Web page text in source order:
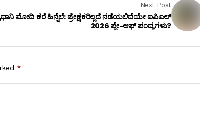
Next Post
ಮೋದಿ ಕರೆ ಹಿನ್ನೆಲೆ: ಪ್ರೇಕ್ಷಕರಿಲ್ಲದೆ ನಡೆಯಲಿದೆಯೇ ಐಪಿಎಲ್
2026 ಪ್ಲೇ-ಆಫ್ ಪಂದ್ಯಗಳು?
*